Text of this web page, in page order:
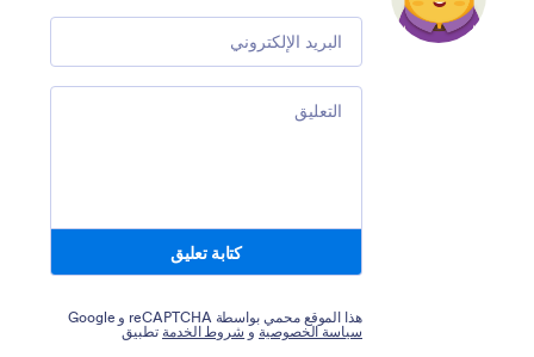
Email
Comment
كتابة تعليق
هذا الموقع محمي بواسطة reCAPTCHA و Google
سياسة الخصوصية و شروط الخدمة تطبيق